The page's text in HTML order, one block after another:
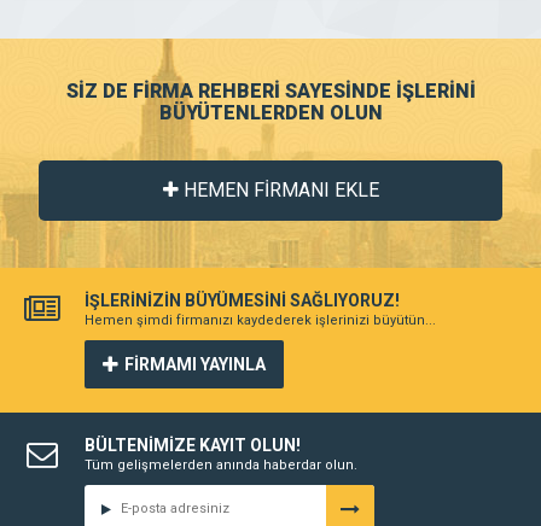
SİZ DE FİRMA REHBERİ SAYESİNDE İŞLERİNİ
BÜYÜTENLERDEN OLUN
HEMEN FİRMANI EKLE
İŞLERİNİZİN BÜYÜMESİNİ SAĞLIYORUZ!
Hemen şimdi firmanızı kaydederek işlerinizi büyütün...
FİRMAMI YAYINLA
BÜLTENİMİZE KAYIT OLUN!
Tüm gelişmelerden anında haberdar olun.